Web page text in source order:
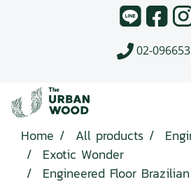
02-
Home All products
Exotic Wonder
Engineered Floor